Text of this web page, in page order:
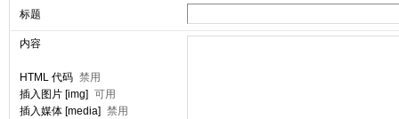
标题
内容
HTML 代码 禁用
插入图片 [img] 可用
插入媒体 [media] 禁用